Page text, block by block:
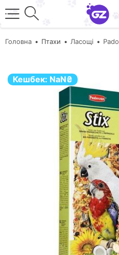
Головна Птахи Ласощі
Кешбек: NaN₴